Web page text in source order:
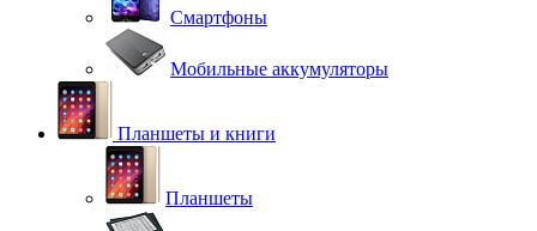
Смартфоны
Мобильные аккумуляторы
Планшеты и книги
Планшеты